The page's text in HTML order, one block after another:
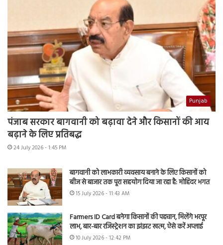
Punjab
पंजाब सरकार बागवानी को बढ़ावा देने और किसानों की आय
बढ़ाने के लिए प्रतिबद्ध
24 July 2026 - 1:45 PM
बागवानी को लाभकारी व्यवसाय बनाने के लिए किसानों को
बीज से बाजार तक पूरा सहयोग दिया जा रहा है: मोहिंदर भगत
15 July 2026 - 11:43 AM
Farmers ID Card बनेगा किसानों की पहचान, मिलेंगे भरपूर
लाभ, बार-बार रजिस्ट्रेशन का झंझट खत्म, ऐसे करें अप्लाई
10 July 2026 - 12:42 PM